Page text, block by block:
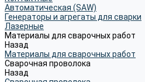
Автоматическая (SAW)
Генераторы и агрегаты для сварки
Лазерные
Материалы для сварочных работ
Назад
Материалы для сварочных работ
Сварочная проволока
Назад